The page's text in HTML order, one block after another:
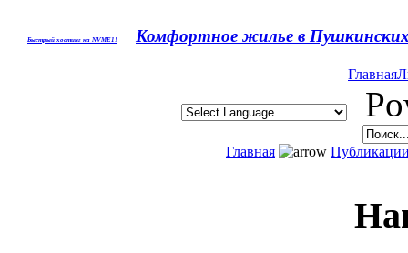
Быстрый хостинг на NVME1! Комфортное жилье в Пушкинских
Главная
Главная